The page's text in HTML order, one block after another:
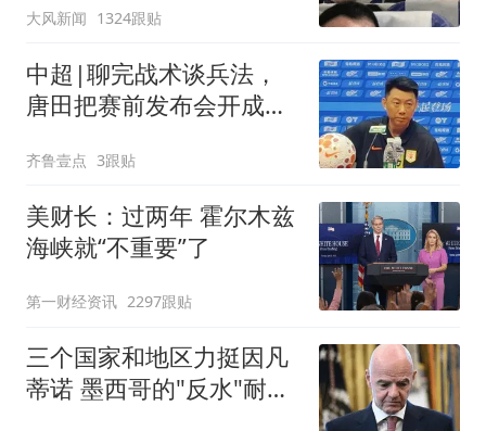
大风新闻 1324跟贴
中超|聊完战术谈兵法，
唐田把赛前发布会开成
齐鲁壹点 3跟贴
美财长：过两年 霍尔木兹
海峡就“不重要”了
第一财经资讯 2297跟贴
三个国家和地区力挺因凡
蒂诺 墨西哥的"反水"耐人